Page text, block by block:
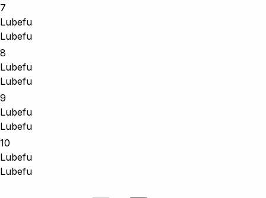
7
Lubefu
Lubefu
8
Lubefu
Lubefu
9
Lubefu
Lubefu
10
Lubefu
Lubefu